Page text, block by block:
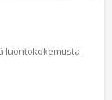
luontokokemusta